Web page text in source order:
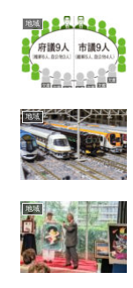
地域
地域
地域